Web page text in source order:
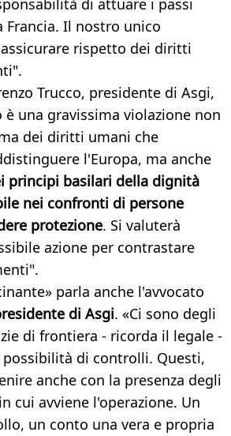
di attuare i passi
Francia. Il nostro unico
rispetto dei diritti
Trucco, presidente di Asgi,
una gravissima violazione non
dei diritti umani che
l'Europa, ma anche
principi basilari della dignità
nei confronti di persone
protezione. Si valuterà
azione per contrastare
parla anche l'avvocato
di Asgi. «Ci sono degli
di frontiera - ricorda il legale -
possibilità di controlli. Questi,
anche con la presenza degli
cui avviene l'operazione. Un
un conto una vera e propria